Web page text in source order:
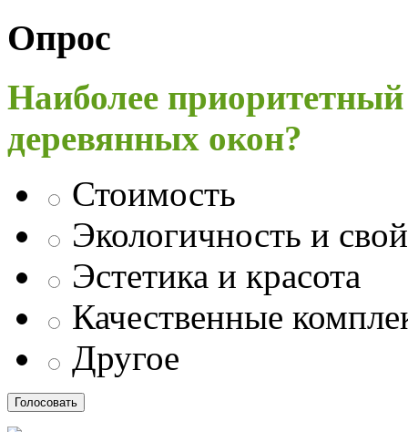
Опрос
Наиболее
деревянных окон?
Стоимость
Экологичность и
Эстетика и красота
Качественные
Другое